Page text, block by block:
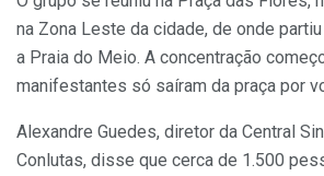
na Zona Leste da cidade, de onde
a Praia do Meio. A concentração
manifestantes só saíram da praça por
Alexandre Guedes, diretor da Central
Conlutas, disse que cerca de 1.500